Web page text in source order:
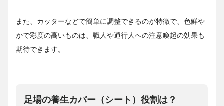
また、カッターなどで簡単に調整できるのが特徴で、色鮮や
かで彩度の高いものは、職人や通行人への注意喚起の効果も
期待できます。
足場の養生カバー（シート）役割は？